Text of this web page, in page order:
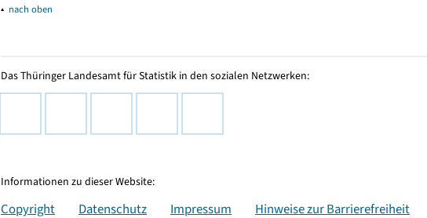
▴ nach oben
Das Thüringer Landesamt für Statistik in den sozialen Netzwerken:
Informationen zu dieser Website:
Copyright Datenschutz Impressum Hinweise zur Barrierefreiheit